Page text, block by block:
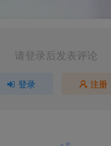
请登录后发表评论
登录 注册